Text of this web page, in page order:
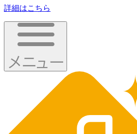
詳細はこちら